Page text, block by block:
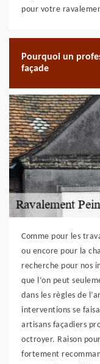
pour votre
Pourquoi un
façade
Comme pour les
ou encore pour la
recherche pour nos
que l’on peut
dans les règles de
interventions se
artisans façadiers
octroyer. Raison
fortement